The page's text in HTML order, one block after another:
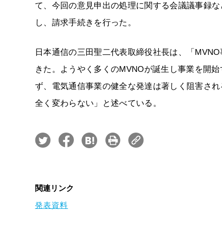
て、今回の意見申出の処理に関する会議議事録
し、請求手続きを行った。
日本通信の三田聖二代表取締役社長は、「
きた。ようやく多くのMVNOが誕生し事業を開
ず、電気通信事業の健全な発達は著しく阻害さ
全く変わらない」と述べている。
関連リンク
発表資料